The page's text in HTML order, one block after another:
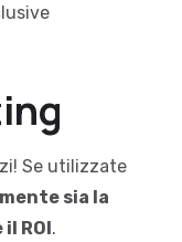
Se utilizzate
sia la
ROI.